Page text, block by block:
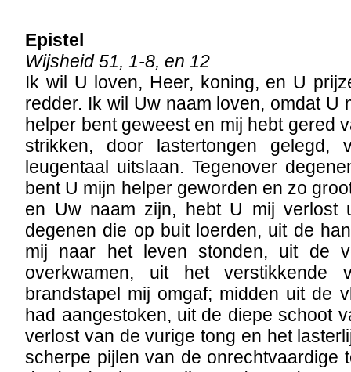
Epistel
Wijsheid 51, 1-8, en 12
Ik wil U loven, Heer, koning, en U
redder. Ik wil Uw naam loven, omdat U
helper bent geweest en mij hebt gered
strikken, door lastertongen gelegd,
leugentaal uitslaan. Tegenover
bent U mijn helper geworden en zo
en Uw naam zijn, hebt U mij verlost
degenen die op buit loerden, uit de
mij naar het leven stonden, uit de
overkwamen, uit het verstikkende
brandstapel mij omgaf; midden uit de
had aangestoken, uit de diepe schoot
verlost van de vurige tong en het
scherpe pijlen van de onrechtvaardige